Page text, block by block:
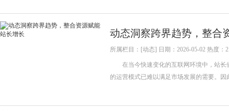
动态洞察跨界趋势，整合
所属栏目：[动态] 日期：2026-05-02 热度：2
在当今快速变化的互联网环境中，站长
的运营模式已难以满足市场发展的需要。